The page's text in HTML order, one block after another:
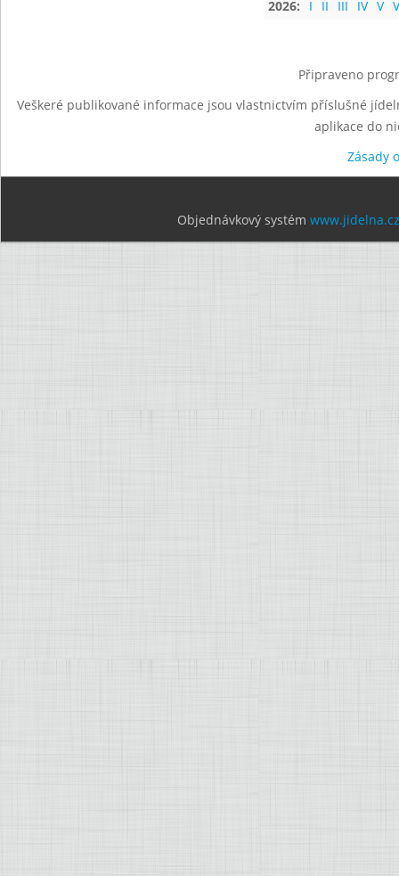
2026:
I II III IV V
Připraveno
Veškeré publikované informace jsou vlastnictvím příslušné
aplikace do
Zásady
Objednávkový systém www.jidelna.cz